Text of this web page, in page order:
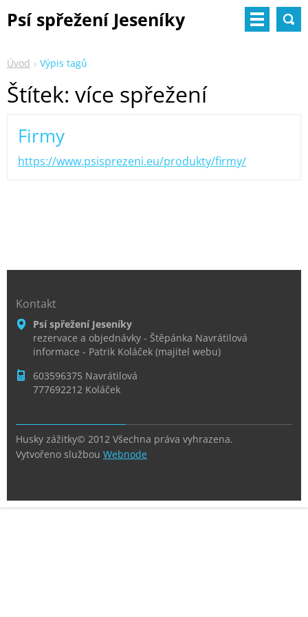
Psí spřežení Jeseníky
Úvod Výpis tagů
Štítek: více spřežení
Firmy
https://www.psisprezeni.eu/produkty/firmy/
Kontakt
Psí spřežení Jeseníky
rezervace a objednávky - Štěpánka Navrátilová
informace - Patrik Koláček (majitel webu)
603596375 Navrátilová
777692212 Koláček
Husky zážitky© 2012 Všechna práva vyhrazena.
Vytvořeno službou Webnode